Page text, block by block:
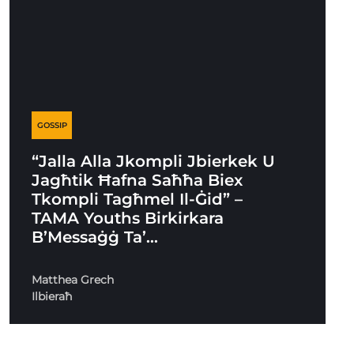
GOSSIP
“Jalla Alla Jkompli Jbierkek U
Jagħtik Ħafna Saħħa Biex
Tkompli Tagħmel Il-Ġid” –
TAMA Youths Birkirkara
B’Messaġġ Ta’…
Matthea Grech
Ilbieraħ